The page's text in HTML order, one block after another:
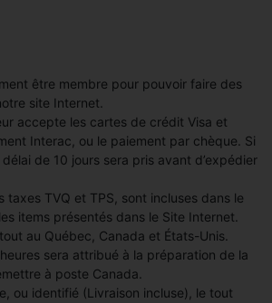
être membre pour pouvoir faire des
site Internet.
accepte les cartes de crédit Visa et
Interac, ou le paiement par chèque. Si
de 10 jours sera pris avant d’expédier
taxes TVQ et TPS, sont incluses dans le
items présentés dans le Site Internet.
au Québec, Canada et États-Unis.
sera attribué à la préparation de la
à poste Canada.
ou identifié (Livraison incluse), le tout